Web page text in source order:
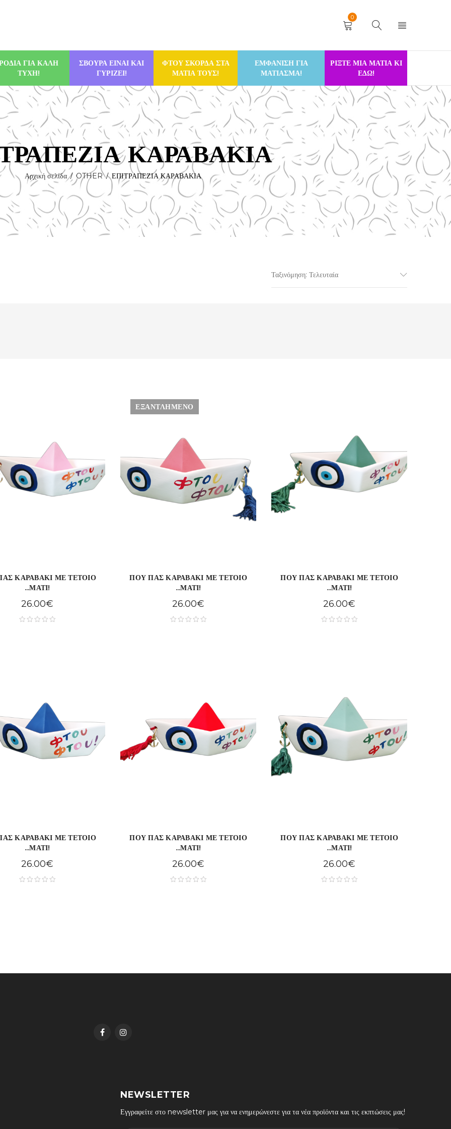
0
ΓΙΑ ΚΑΛΗ
ΤΥΧΗ!
ΣΒΟΥΡΑ ΕΙΝΑΙ ΚΑΙ
ΓΥΡΙΖΕΙ!
ΦΤΟΥ ΣΚΟΡΔΑ ΣΤΑ
ΜΑΤΙΑ ΤΟΥΣ!
ΕΜΦΑΝΙΣΗ ΓΙΑ
ΜΑΤΙΑΣΜΑ!
ΡΙΞΤΕ ΜΙΑ ΜΑΤΙΑ ΚΙ
ΕΔΩ!
ΚΑΡΑΒΑΚΙΑ
Αρχική σελίδα / OTHER / ΕΠΙΤΡΑΠΕΖΙΑ ΚΑΡΑΒΑΚΙΑ
Ταξινόμηση: Τελευταία
ΚΑΡΑΒΑΚΙ ΜΕ ΤΕΤΟΙΟ
...ΜΑΤΙ!
26.00€
ΕΞΑΝΤΛΗΜΈΝΟ
ΠΟΥ ΠΑΣ ΚΑΡΑΒΑΚΙ ΜΕ ΤΕΤΟΙΟ
...ΜΑΤΙ!
26.00€
ΠΟΥ ΠΑΣ ΚΑΡΑΒΑΚΙ ΜΕ ΤΕΤΟΙΟ
...ΜΑΤΙ!
26.00€
ΚΑΡΑΒΑΚΙ ΜΕ ΤΕΤΟΙΟ
...ΜΑΤΙ!
26.00€
ΠΟΥ ΠΑΣ ΚΑΡΑΒΑΚΙ ΜΕ ΤΕΤΟΙΟ
...ΜΑΤΙ!
26.00€
ΠΟΥ ΠΑΣ ΚΑΡΑΒΑΚΙ ΜΕ ΤΕΤΟΙΟ
...ΜΑΤΙ!
26.00€
NEWSLETTER
Εγγραφείτε στο newsletter μας για να ενημερώνεστε για τα νέα προϊόντα και τις εκπτώσεις μας!